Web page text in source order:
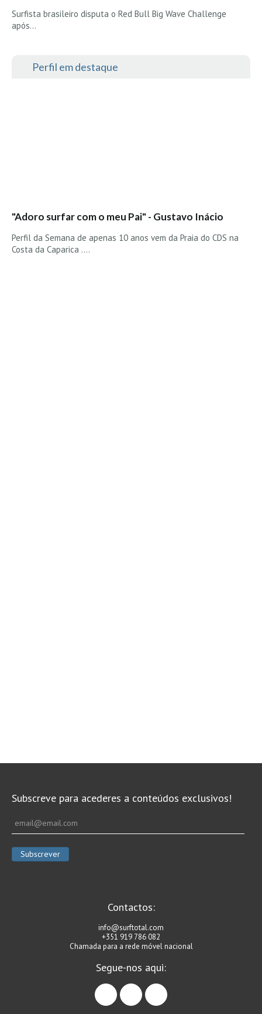
Surfista brasileiro disputa o Red Bull Big Wave Challenge
após…
Perfil em destaque
"Adoro surfar com o meu Pai" - Gustavo Inácio
Perfil da Semana de apenas 10 anos vem da Praia do CDS na
Costa da Caparica ....
Subscreve para acederes a conteúdos exclusivos!
Contactos:
info@surftotal.com
+351 919 786 082
Chamada para a rede móvel nacional
Segue-nos aqui:
facebookinstagramlinkedin